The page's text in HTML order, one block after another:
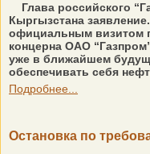
Глава российского
Кыргызстана
официальным визитом
концерна ОАО
уже в ближайшем
обеспечивать себя
Подробнее...
Остановка по